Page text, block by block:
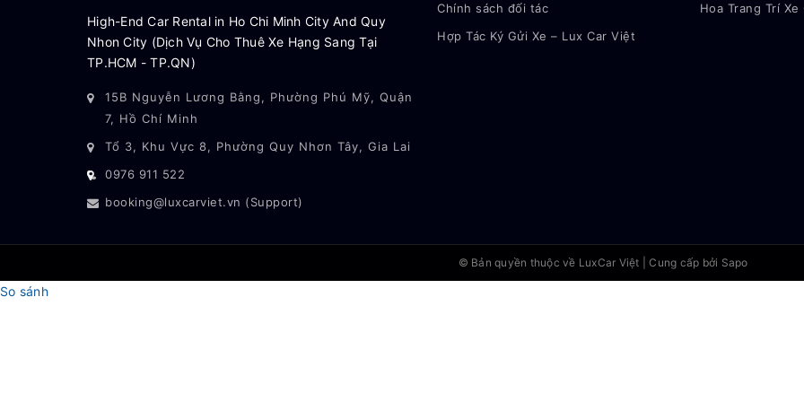
High-End Car Rental in Ho Chi Minh City And Quy
Nhon City (Dịch Vụ Cho Thuê Xe Hạng Sang Tại
TP.HCM - TP.QN)
15B Nguyễn Lương Bằng, Phường Phú Mỹ, Quận
7, Hồ Chí Minh
Tổ 3, Khu Vực 8, Phường Quy Nhơn Tây, Gia Lai
0976 911 522
booking@luxcarviet.vn (Support)
Chính sách đối tác
Hợp Tác Ký Gửi Xe – Lux Car Việt
Hoa Trang Trí Xe
© Bản quyền thuộc về LuxCar Việt Cung cấp bởi Sapo
So sánh